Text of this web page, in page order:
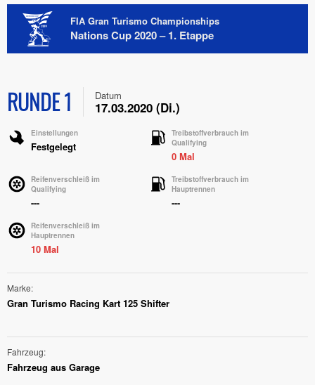
FIA Gran Turismo Championships
Nations Cup 2020 – 1. Etappe
RUNDE 1 Datum
17.03.2020 (Di.)
Einstellungen
Festgelegt
Treibstoffverbrauch im
Qualifying
0 Mal
Reifenverschleiß im
Qualifying
---
Treibstoffverbrauch im
Hauptrennen
---
Reifenverschleiß im
Hauptrennen
10 Mal
Marke
Gran Turismo Racing Kart 125 Shifter
Fahrzeug
Fahrzeug aus Garage